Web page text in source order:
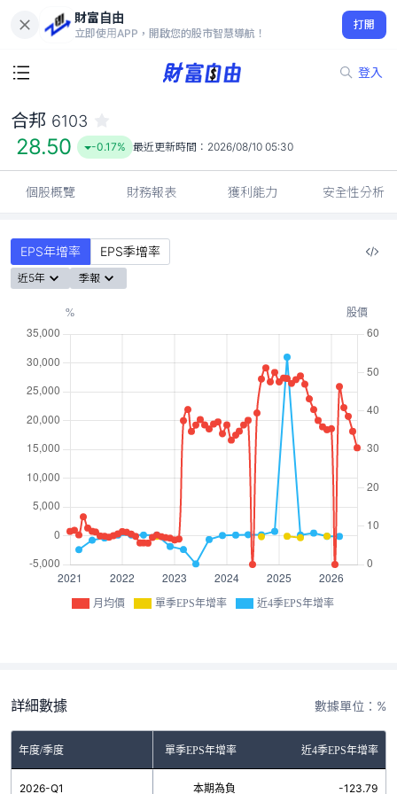
財富自由
立即使用APP，開啟您的股市智慧導航！
打開
登入
28.50
-0.17%
合邦 6103
28.50 -0.17% 最近更新時間： 2026/08/10 05:30
個股概覽 財務報表 獲利能力 安全性分析
EPS年增率 EPS季增率
近5年 季報
月均價 單季EPS年增率 近4季EPS年增率
詳細數據 數據單位：%
年度/季度 單季EPS年增率 近4季EPS年增率
2026-Q1 本期為負 -123.79